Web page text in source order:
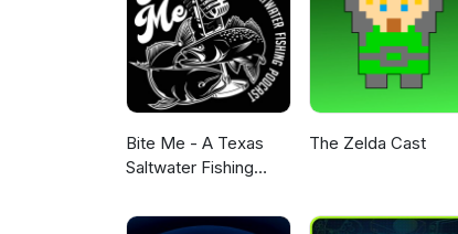
Bite Me - A Texas
Saltwater Fishing
The Zelda Cast